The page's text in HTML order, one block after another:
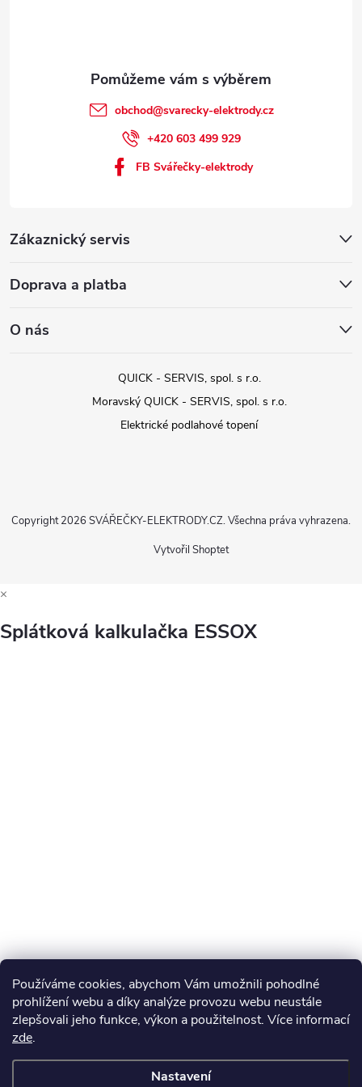
Používáme cookies, abychom Vám umožnili pohodlné
prohlížení webu a díky analýze provozu webu neustále
zlepšovali jeho funkce, výkon a použitelnost. Více informací
zde.
Nastavení
Zákaznický servis
Doprava a platba
O nás
obchod@svarecky-elektrody.cz
+420 603 499 929
FB Svářečky-elektrody
QUICK - SERVIS, spol. s r.o.
Moravský QUICK - SERVIS, spol. s r.o.
Elektrické podlahové topení
Vytvořil Shoptet
Copyright 2026 SVÁŘEČKY-ELEKTRODY.CZ. Všechna práva vyhrazena.
×
Splátková kalkulačka ESSOX